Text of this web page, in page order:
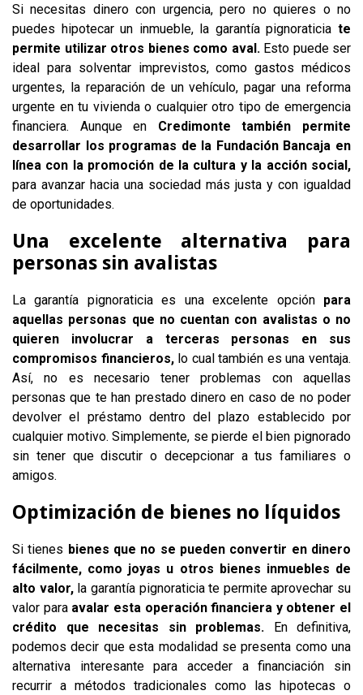
Si necesitas dinero con urgencia, pero no quieres o no
puedes hipotecar un inmueble, la garantía pignoraticia te
permite utilizar otros bienes como aval. Esto puede ser
ideal para solventar imprevistos, como gastos médicos
urgentes, la reparación de un vehículo, pagar una reforma
urgente en tu vivienda o cualquier otro tipo de emergencia
financiera. Aunque en Credimonte también permite
desarrollar los programas de la Fundación Bancaja en
línea con la promoción de la cultura y la acción social,
para avanzar hacia una sociedad más justa y con igualdad
de oportunidades.
Una excelente alternativa para
personas sin avalistas
La garantía pignoraticia es una excelente opción para
aquellas personas que no cuentan con avalistas o no
quieren involucrar a terceras personas en sus
compromisos financieros,lo cual también es una ventaja.
Así, no es necesario tener problemas con aquellas
personas que te han prestado dinero en caso de no poder
devolver el préstamo dentro del plazo establecido por
cualquier motivo. Simplemente, se pierde el bien pignorado
sin tener que discutir o decepcionar a tus familiares o
amigos.
Optimización de bienes no líquidos
Si tienes bienes que no se pueden convertir en dinero
fácilmente, como joyas u otros bienes inmuebles de
alto valor,la garantía pignoraticia te permite aprovechar su
valor para avalar esta operación financiera y obtener el
crédito que necesitas sin problemas. En definitiva,
podemos decir que esta modalidad se presenta como una
alternativa interesante para acceder a financiación sin
recurrir a métodos tradicionales como las hipotecas o